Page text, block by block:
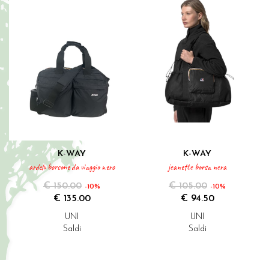
K-WAY
ardelu borsone da viaggio nero
€ 150.00 -10%
€ 135.00
UNI
Saldi
K-WAY
jeanette borsa nera
€ 105.00 -10%
€ 94.50
UNI
Saldi